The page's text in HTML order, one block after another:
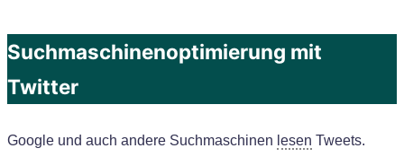
Suchmaschinenoptimierung mit
Twitter
Google und auch andere Suchmaschinen lesen Tweets.